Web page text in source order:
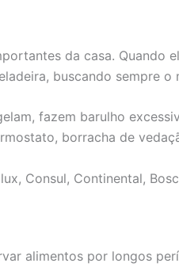
da casa. Quando
buscando sempre o
fazem barulho
borracha de
Consul, Continental,
alimentos por longos